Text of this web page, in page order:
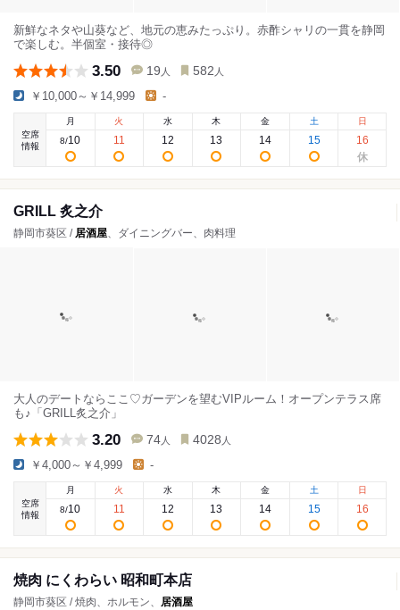
新鮮なネタや山葵など、地元の恵みたっぷり。赤酢シャリの一貫を静岡
で楽しむ。半個室・接待◎
3.50 19 人 582 人
￥10,000～￥14,999 -
空席
情報
月
8/10
火
11
水
12
木
13
金
14
土
15
日
16
GRILL 炙之介
静岡市葵区 / 居酒屋、ダイニングバー、肉料理
大人のデートならここ♡ガーデンを望むVIPルーム！オープンテラス席
も♪「GRILL炙之介」
3.20 74 人 4028 人
￥4,000～￥4,999 -
空席
情報
月
8/10
火
11
水
12
木
13
金
14
土
15
日
16
焼肉 にくわらい 昭和町本店
静岡市葵区 / 焼肉、ホルモン、 居酒屋